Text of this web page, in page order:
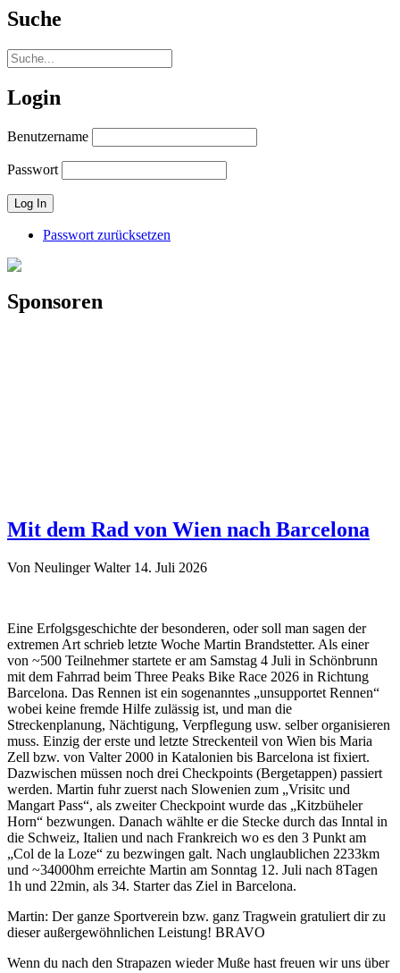
Suche
Login
Benutzername
Passwort
Passwort zurücksetzen
Sponsoren
Mit dem Rad von Wien nach Barcelona
Von Neulinger Walter 14. Juli 2026
Eine Erfolgsgeschichte der besonderen, oder soll man sagen der
extremen Art schrieb letzte Woche Martin Brandstetter. Als einer
von ~500 Teilnehmer startete er am Samstag 4 Juli in Schönbrunn
mit dem Fahrrad beim Three Peaks Bike Race 2026 in Richtung
Barcelona. Das Rennen ist ein sogenanntes „unsupportet Rennen“
wobei keine fremde Hilfe zulässig ist, und man die
Streckenplanung, Nächtigung, Verpflegung usw. selber organisieren
muss. Einzig der erste und letzte Streckenteil von Wien bis Maria
Zell bzw. von Valter 2000 in Katalonien bis Barcelona ist fixiert.
Dazwischen müssen noch drei Checkpoints (Bergetappen) passiert
werden. Martin fuhr zuerst nach Slowenien zum „Vrisitc und
Mangart Pass“, als zweiter Checkpoint wurde das „Kitzbüheler
Horn“ bezwungen. Danach wählte er die Stecke durch das Inntal in
die Schweiz, Italien und nach Frankreich wo es den 3 Punkt am
„Col de la Loze“ zu bezwingen galt. Nach unglaublichen 2233km
und ~34000hm erreichte Martin am Sonntag 12. Juli nach 8Tagen
1h und 22min, als 34. Starter das Ziel in Barcelona.
Martin: Der ganze Sportverein bzw. ganz Tragwein gratuliert dir zu
dieser außergewöhnlichen Leistung! BRAVO
Wenn du nach den Strapazen wieder Muße hast freuen wir uns über